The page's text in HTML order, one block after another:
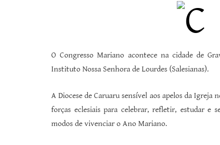
O Congresso Mariano acontece na cidade de
Instituto Nossa Senhora de Lourdes (Salesianas).
A Diocese de Caruaru sensível aos apelos da
forças eclesiais para celebrar, refletir, estudar e
modos de vivenciar o Ano Mariano.